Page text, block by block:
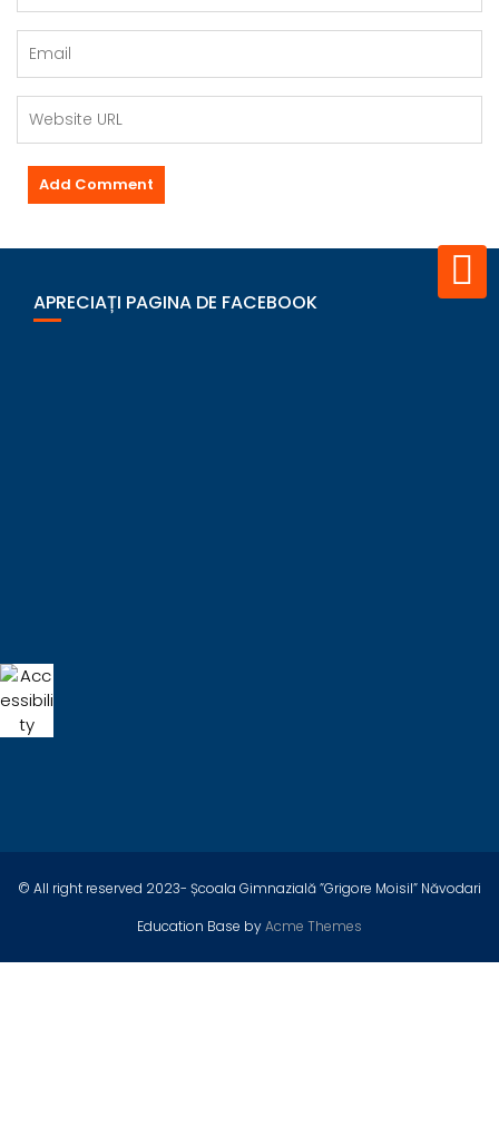
APRECIAȚI PAGINA DE FACEBOOK
© All right reserved 2023- Școala Gimnazială ”Grigore Moisil” Năvodari
Education Base byAcme Themes